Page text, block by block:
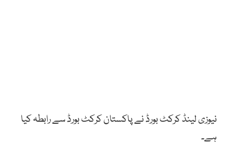
نیوزی لینڈ کرکٹ بورڈ نے پاکستان کرکٹ بورڈ سے رابطہ کیا
ہے۔